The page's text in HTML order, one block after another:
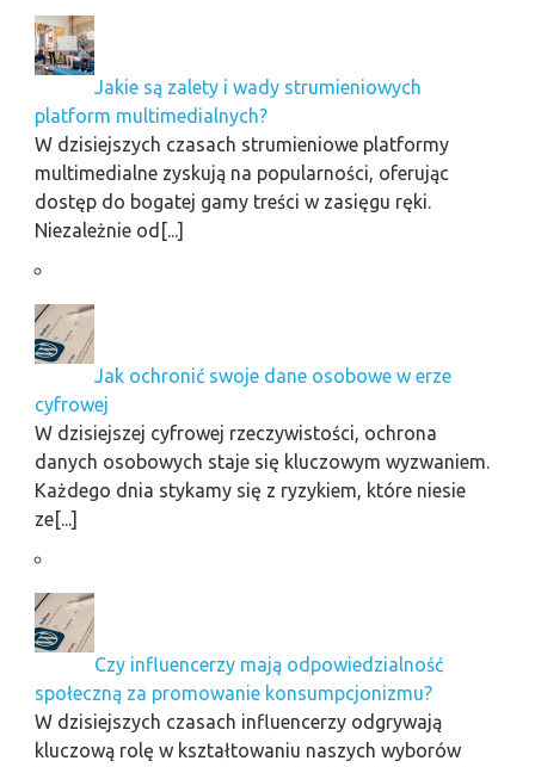
Jakie są zalety i wady strumieniowych
platform multimedialnych?
W dzisiejszych czasach strumieniowe platformy
multimedialne zyskują na popularności, oferując
dostęp do bogatej gamy treści w zasięgu ręki.
Niezależnie od[...]
Jak ochronić swoje dane osobowe w erze
cyfrowej
W dzisiejszej cyfrowej rzeczywistości, ochrona
danych osobowych staje się kluczowym wyzwaniem.
Każdego dnia stykamy się z ryzykiem, które niesie
ze[...]
Czy influencerzy mają odpowiedzialność
społeczną za promowanie konsumpcjonizmu?
W dzisiejszych czasach influencerzy odgrywają
kluczową rolę w kształtowaniu naszych wyborów